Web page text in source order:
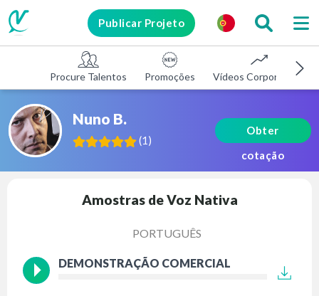
Publicar Projeto
Procure Talentos Promoções Vídeos Corporativos
Nuno B.
(1 )
Obter
cotação
Amostras de Voz Nativa
PORTUGUÊS
DEMONSTRAÇÃO COMERCIAL